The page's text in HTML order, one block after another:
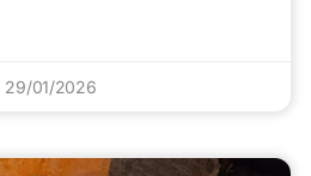
29/01/2026